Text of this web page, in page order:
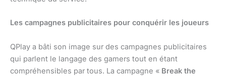
Les campagnes publicitaires pour conquérir les joueurs
QPlay a bâti son image sur des campagnes publicitaires
qui parlent le langage des gamers tout en étant
compréhensibles par tous. La campagne « Break the